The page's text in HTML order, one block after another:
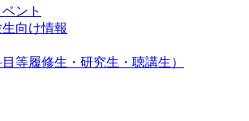
ント
向け情報
等履修生・研究生・聴講生）